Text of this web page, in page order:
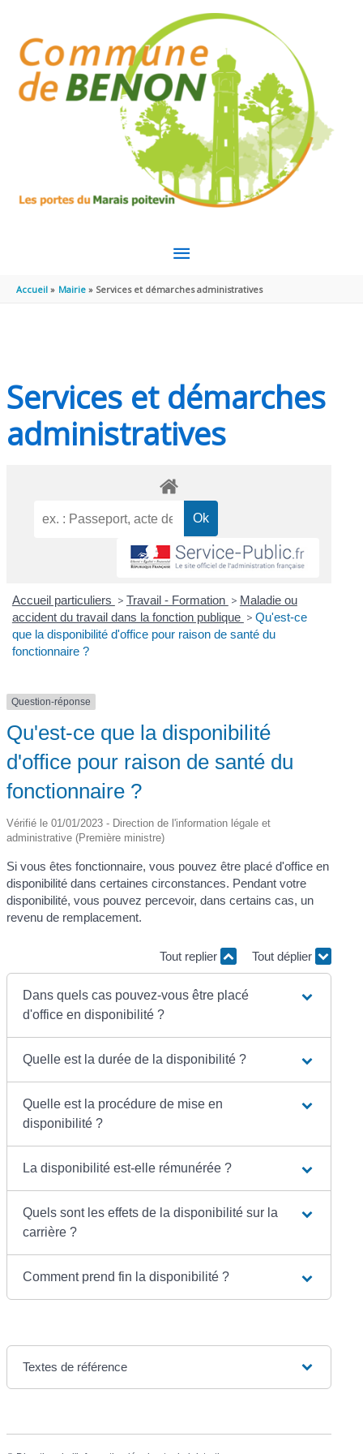
MENU
PRINCIPAL
Accueil Mairie Services et démarches administratives
Services et démarches
administratives
Accueil particuliers > Travail - Formation > Maladie ou
accident du travail dans la fonction publique > Qu'est-ce
que la disponibilité d'office pour raison de santé du
fonctionnaire ?
Question-réponse
Qu'est-ce que la disponibilité
d'office pour raison de santé du
fonctionnaire ?
Vérifié le 01/01/2023 - Direction de l'information légale et
administrative (Première ministre)
Si vous êtes fonctionnaire, vous pouvez être placé d'office en
disponibilité dans certaines circonstances. Pendant votre
disponibilité, vous pouvez percevoir, dans certains cas, un
revenu de remplacement.
Tout replier Tout déplier
Dans quels cas pouvez-vous être placé
d'office en disponibilité ?
Quelle est la durée de la disponibilité ?
Quelle est la procédure de mise en
disponibilité ?
La disponibilité est-elle rémunérée ?
Quels sont les effets de la disponibilité sur la
carrière ?
Comment prend fin la disponibilité ?
Textes de référence